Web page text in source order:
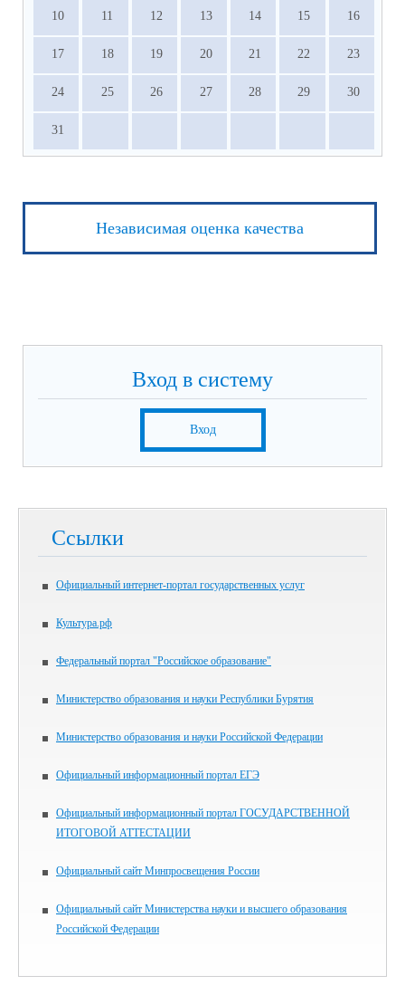
10 11 12 13 14 15 16
17 18 19 20 21 22 23
24 25 26 27 28 29 30
31
Независимая оценка качества
Вход в систему
Вход
Ссылки
Официальный интернет-портал государственных услуг
Культура.рф
Федеральный портал "Российское образование"
Министерство образования и науки Республики Бурятия
Министерство образования и науки Российской Федерации
Официальный информационный портал ЕГЭ
Официальный информационный портал ГОСУДАРСТВЕННОЙ
ИТОГОВОЙ АТТЕСТАЦИИ
Официальный сайт Минпросвещения России
Официальный сайт Министерства науки и высшего образования
Российской Федерации